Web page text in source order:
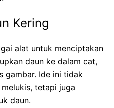
Kering
alat untuk menciptakan
daun ke dalam cat,
gambar. Ide ini tidak
tetapi juga
daun.